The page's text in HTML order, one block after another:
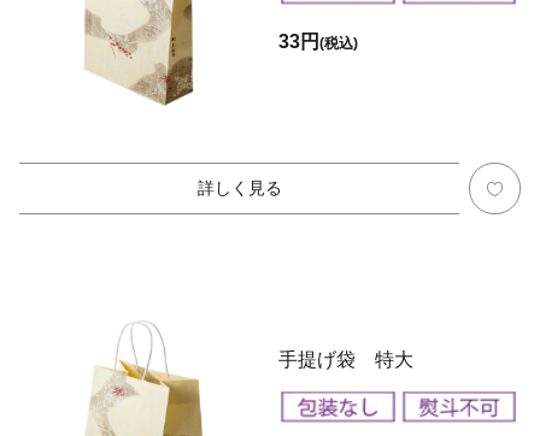
33円(税込)
詳しく見る
手提げ袋 特大